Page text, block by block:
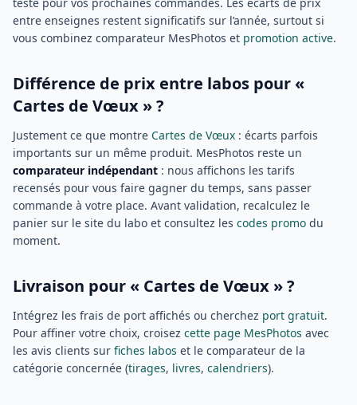
entre enseignes restent significatifs sur l’année, surtout si
vous combinez comparateur MesPhotos et promotion active.
Différence de prix entre labos pour «
Cartes de Vœux » ?
Justement ce que montre Cartes de Vœux : écarts parfois
importants sur un même produit. MesPhotos reste un
comparateur indépendant : nous affichons les tarifs
recensés pour vous faire gagner du temps, sans passer
commande à votre place. Avant validation, recalculez le
panier sur le site du labo et consultez les codes promo du
moment.
Livraison pour « Cartes de Vœux » ?
Intégrez les frais de port affichés ou cherchez port gratuit.
Pour affiner votre choix, croisez cette page MesPhotos avec
les avis clients sur fiches labos et le comparateur de la
catégorie concernée (tirages, livres, calendriers).